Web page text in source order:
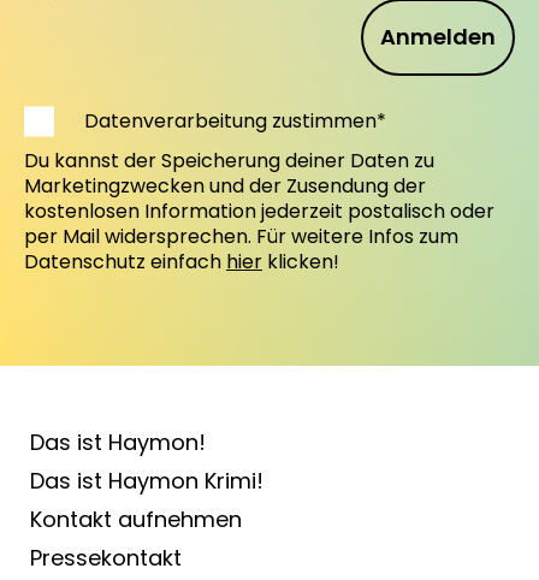
Anmelden
Datenverarbeitung zustimmen*
Du kannst der Speicherung deiner Daten zu
Marketingzwecken und der Zusendung der
kostenlosen Information jederzeit postalisch oder
per Mail widersprechen. Für weitere Infos zum
Datenschutz einfach hier klicken!
Das ist Haymon!
Das ist Haymon Krimi!
Kontakt aufnehmen
Pressekontakt